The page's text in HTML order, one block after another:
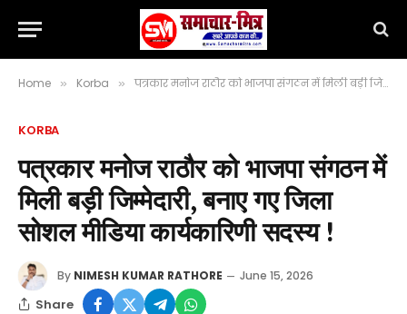
Home » Korba » पत्रकार मनोज राठौर को भाजपा संगठन में मिली बड़ी जिम्मेदारी, बनाए गए जिला सोशल मीडिया कार्यकारिणी सदस्य !
KORBA
पत्रकार मनोज राठौर को भाजपा संगठन में
मिली बड़ी जिम्मेदारी, बनाए गए जिला
सोशल मीडिया कार्यकारिणी सदस्य !
By NIMESH KUMAR RATHORE June 15, 2026
Share